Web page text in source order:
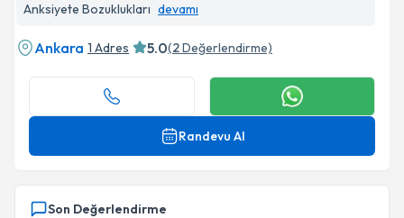
Anksiyete Bozuklukları devamı
Ankara 1 Adres 5.0(2Değerlendirme)
Randevu Al
Son Değerlendirme